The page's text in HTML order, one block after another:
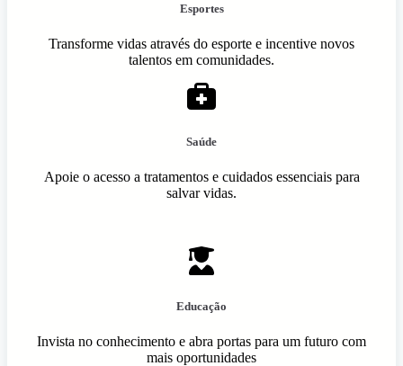
Esportes
Transforme vidas através do esporte e incentive novos
talentos em comunidades.
Saúde
Apoie o acesso a tratamentos e cuidados essenciais para
salvar vidas.
Educação
Invista no conhecimento e abra portas para um futuro com
mais oportunidades